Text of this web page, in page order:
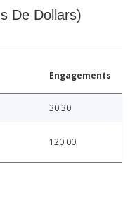
De Dollars)
Engagements
30.30
120.00